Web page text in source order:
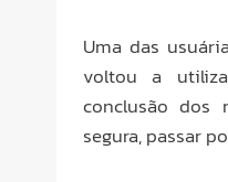
Uma das
voltou a
conclusão dos
segura, passar